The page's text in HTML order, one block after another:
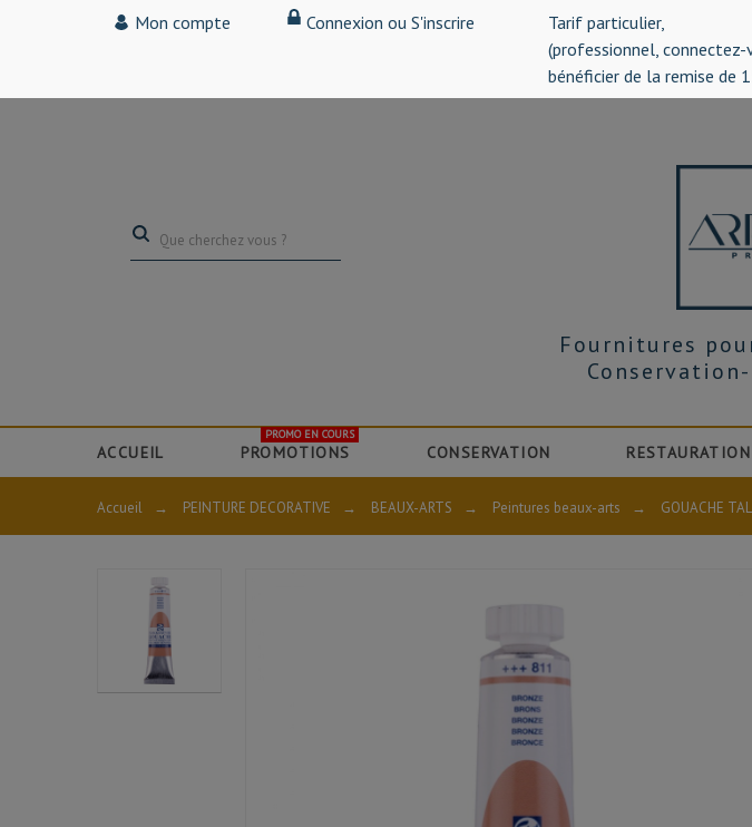
Mon compte Connexion ou S'inscrire
Tarif particulier,
(professionnel, connectez-
bénéficier de la remise de
Fournitures
ACCUEIL PROMOTIONS
PROMO EN COURS
CONSERVATION RESTAURATION
Accueil → PEINTURE DECORATIVE → BEAUX-ARTS → Peintures beaux-arts → GOUACHE